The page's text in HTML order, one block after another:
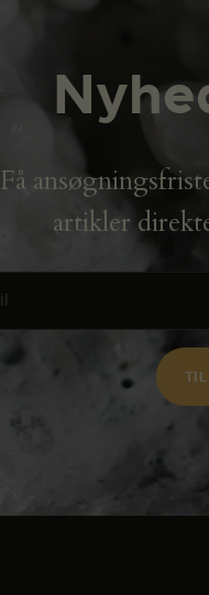
Få
artikler